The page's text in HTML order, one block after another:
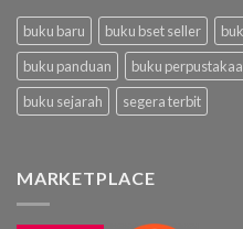
buku baru buku bset seller
buku panduan
buku
buku sejarah
segera terbit
MARKETPLACE